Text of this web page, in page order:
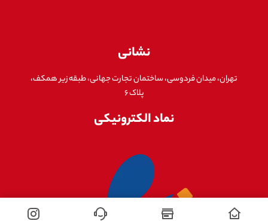
نشانی
تهران، میدان فردوسی، ساختمان تجارت جهانی، طبقه زیر همکف،
پلاک ۶
نماد الکترونیکی